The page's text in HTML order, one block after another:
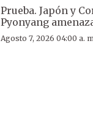
Prueba. Japón y
Pyonyang
Agosto 7, 2026 04:00 a.